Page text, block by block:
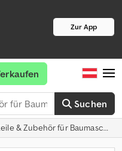
Zur App
Suchen
& Zubehör für